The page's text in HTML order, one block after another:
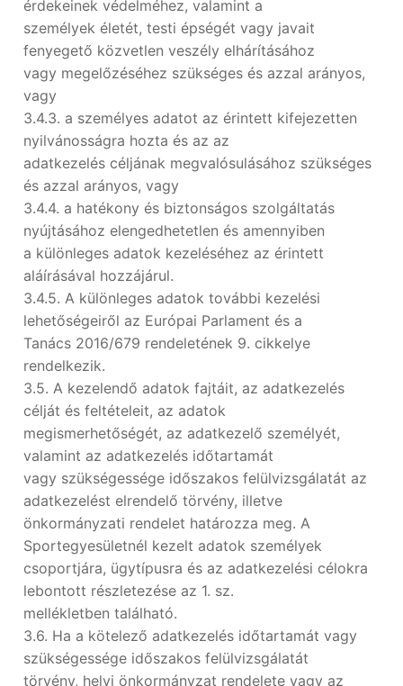
érdekeinek védelméhez, valamint a
személyek életét, testi épségét vagy javait
fenyegető közvetlen veszély elhárításához
vagy megelőzéséhez szükséges és azzal arányos,
vagy
3.4.3. a személyes adatot az érintett kifejezetten
nyilvánosságra hozta és az az
adatkezelés céljának megvalósulásához szükséges
és azzal arányos, vagy
3.4.4. a hatékony és biztonságos szolgáltatás
nyújtásához elengedhetetlen és amennyiben
a különleges adatok kezeléséhez az érintett
aláírásával hozzájárul.
3.4.5. A különleges adatok további kezelési
lehetőségeiről az Európai Parlament és a
Tanács 2016/679 rendeletének 9. cikkelye
rendelkezik.
3.5. A kezelendő adatok fajtáit, az adatkezelés
célját és feltételeit, az adatok
megismerhetőségét, az adatkezelő személyét,
valamint az adatkezelés időtartamát
vagy szükségessége időszakos felülvizsgálatát az
adatkezelést elrendelő törvény, illetve
önkormányzati rendelet határozza meg. A
Sportegyesületnél kezelt adatok személyek
csoportjára, ügytípusra és az adatkezelési célokra
lebontott részletezése az 1. sz.
mellékletben található.
3.6. Ha a kötelező adatkezelés időtartamát vagy
szükségessége időszakos felülvizsgálatát
törvény, helyi önkormányzat rendelete vagy az